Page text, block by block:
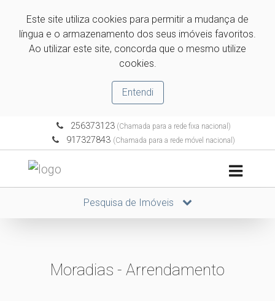
Este site utiliza cookies para permitir a mudança de
língua e o armazenamento dos seus imóveis favoritos.
Ao utilizar este site, concorda que o mesmo utilize
cookies.
Entendi
256373123(Chamada para a rede fixa nacional)
917327843 (Chamada para a rede móvel nacional)
Pesquisa de Imóveis
Moradias - Arrendamento